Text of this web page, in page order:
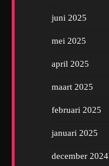
juni 2025
mei 2025
april 2025
maart 2025
februari 2025
januari 2025
december 2024